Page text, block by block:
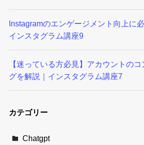
Instagramのエンゲージメント向上に
インスタグラム講座9
【迷っている方必見】アカウントの
グを解説｜インスタグラム講座7
カテゴリー
Chatgpt